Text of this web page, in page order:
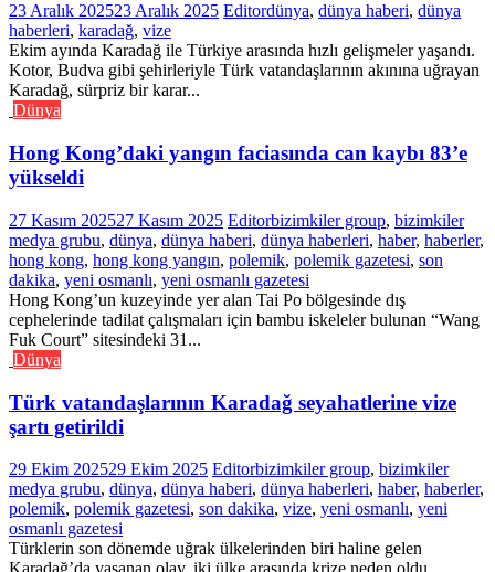
23 Aralık 202523 Aralık 2025 Editordünya, dünya haberi, dünya
haberleri, karadağ, vize
Ekim ayında Karadağ ile Türkiye arasında hızlı gelişmeler yaşandı.
Kotor, Budva gibi şehirleriyle Türk vatandaşlarının akınına uğrayan
Karadağ, sürpriz bir karar...
Dünya
Hong Kong’daki yangın faciasında can kaybı 83’e
yükseldi
27 Kasım 202527 Kasım 2025 Editorbizimkiler group, bizimkiler
medya grubu, dünya, dünya haberi, dünya haberleri, haber, haberler,
hong kong, hong kong yangın, polemik, polemik gazetesi, son
dakika, yeni osmanlı, yeni osmanlı gazetesi
Hong Kong’un kuzeyinde yer alan Tai Po bölgesinde dış
cephelerinde tadilat çalışmaları için bambu iskeleler bulunan “Wang
Fuk Court” sitesindeki 31...
Dünya
Türk vatandaşlarının Karadağ seyahatlerine vize
şartı getirildi
29 Ekim 202529 Ekim 2025 Editorbizimkiler group, bizimkiler
medya grubu, dünya, dünya haberi, dünya haberleri, haber, haberler,
polemik, polemik gazetesi, son dakika, vize, yeni osmanlı, yeni
osmanlı gazetesi
Türklerin son dönemde uğrak ülkelerinden biri haline gelen